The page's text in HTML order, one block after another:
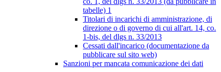
tabelle) 1
Titolari di incarichi di amministrazione, di
direzione o di governo di cui all'art. 14, co.
1-bis, del dlgs n. 33/2013
Cessati dall'incarico (documentazione da
pubblicare sul sito web)
Sanzioni per mancata comunicazione dei dati